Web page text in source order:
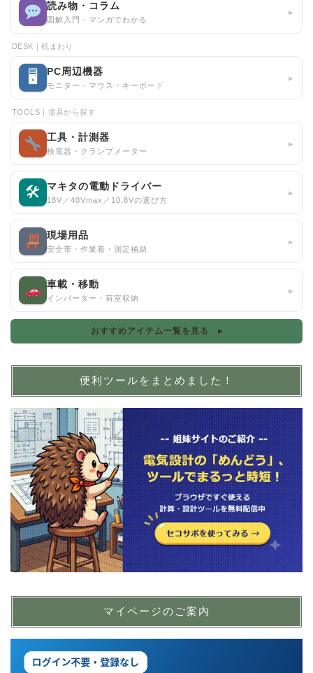
読み物・コラム
図解入門・マンガでわかる
▸
DESK｜机まわり
🖥 PC周辺機器
モニター・マウス・キーボード
▸
TOOLS｜道具から探す
工具・計測器
検電器・クランプメーター
▸
🛠 マキタの電動ドライバー
18V／40Vmax／10.8Vの選び方
▸
現場用品
安全帯・作業着・測定補助
▸
車載・移動
インバーター・荷室収納
▸
おすすめアイテム一覧を見る ▸
便利ツールをまとめました！
マイページのご案内